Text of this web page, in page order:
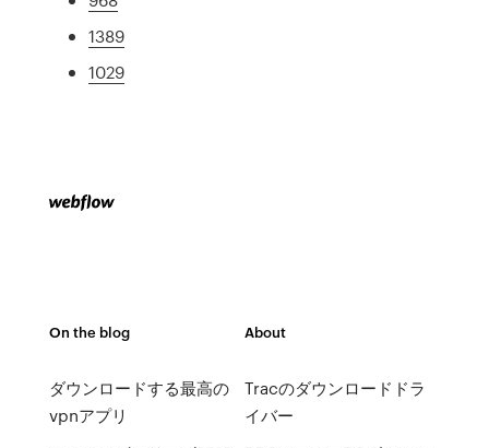
1389
1029
On the blog
ダウンロードする最高の
vpnアプリ
About
Tracのダウンロードドラ
イバー